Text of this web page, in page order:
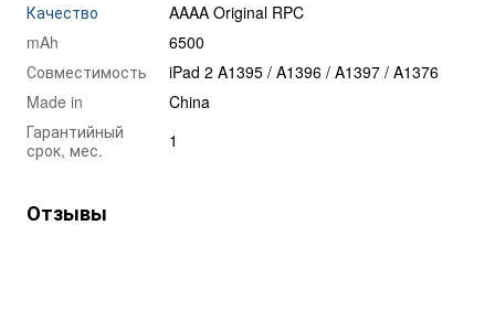
Качество
AAAA Original RPC
mAh
6500
Совместимость
iPad 2 A1395 / A1396 / A1397 / A1376
Made in
China
Гарантийный
срок, мес.
1
Отзывы